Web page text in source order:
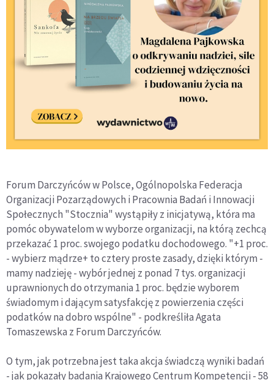
Forum Darczyńców w Polsce, Ogólnopolska Federacja
Organizacji Pozarządowych i Pracownia Badań i Innowacji
Społecznych "Stocznia" wystąpiły z inicjatywą, która ma
pomóc obywatelom w wyborze organizacji, na którą zechcą
przekazać 1 proc. swojego podatku dochodowego. "+1 proc.
- wybierz mądrze+ to cztery proste zasady, dzięki którym -
mamy nadzieję - wybór jednej z ponad 7 tys. organizacji
uprawnionych do otrzymania 1 proc. będzie wyborem
świadomym i dającym satysfakcję z powierzenia części
podatków na dobro wspólne" - podkreśliła Agata
Tomaszewska z Forum Darczyńców.
O tym, jak potrzebna jest taka akcja świadczą wyniki badań
- jak pokazały badania Krajowego Centrum Kompetencji - 58